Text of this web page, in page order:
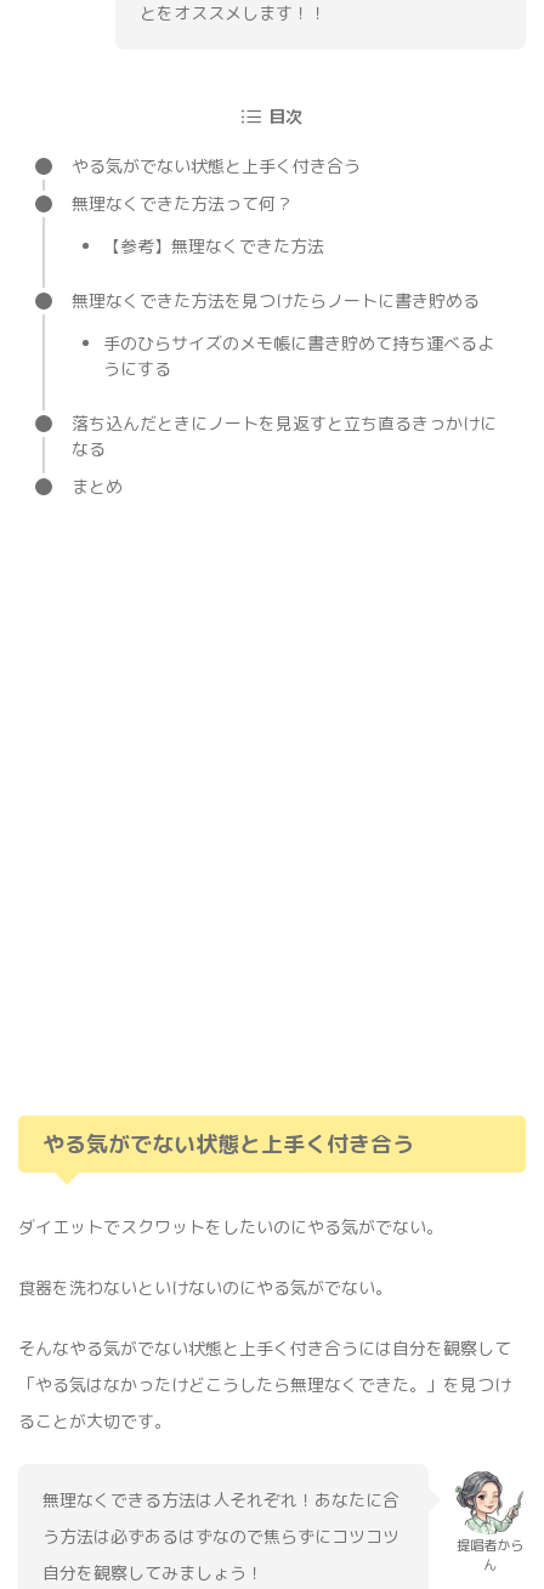
とをオススメします！！
目次
やる気がでない状態と上手く付き合う
無理なくできた方法って何？
【参考】無理なくできた方法
無理なくできた方法を見つけたらノートに書き貯める
手のひらサイズのメモ帳に書き貯めて持ち運べるよ
うにする
落ち込んだときにノートを見返すと立ち直るきっかけに
なる
まとめ
やる気がでない状態と上手く付き合う
ダイエットでスクワットをしたいのにやる気がでない。
食器を洗わないといけないのにやる気がでない。
そんなやる気がでない状態と上手く付き合うには自分を観察して
「やる気はなかったけどこうしたら無理なくできた。」を見つけ
ることが大切です。
無理なくできる方法は人それぞれ！あなたに合
う方法は必ずあるはずなので焦らずにコツコツ
自分を観察してみましょう！
提唱者から
ん